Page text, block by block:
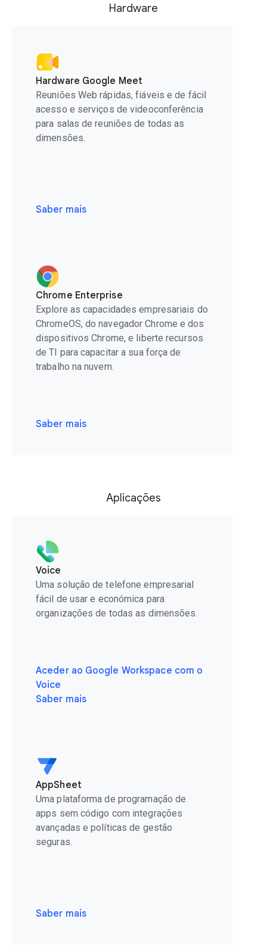
Hardware
Hardware Google Meet
Reuniões Web rápidas, fiáveis e de fácil
acesso e serviços de videoconferência
para salas de reuniões de todas as
dimensões.
Saber mais
Chrome Enterprise
Explore as capacidades empresariais do
ChromeOS, do navegador Chrome e dos
dispositivos Chrome, e liberte recursos
de TI para capacitar a sua força de
trabalho na nuvem.
Saber mais
Aplicações
Voice
Uma solução de telefone empresarial
fácil de usar e económica para
organizações de todas as dimensões.
Aceder ao Google Workspace com o
Voice
Saber mais
AppSheet
Uma plataforma de programação de
apps sem código com integrações
avançadas e políticas de gestão
seguras.
Saber mais